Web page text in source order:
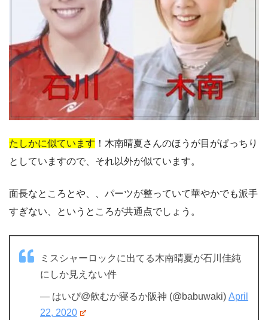
たしかに似ています ！木南晴夏さんのほうが目がぱっちり
としていますので、それ以外が似ています。
面長なところとや、、パーツが整っていて華やかでも派手
すぎない、というところが共通点でしょう。
ミスシャーロックに出てる木南晴夏が石川佳純
にしか見えない件
— はいぴ@飲むか寝るか阪神 (@babuwaki) April
22, 2020